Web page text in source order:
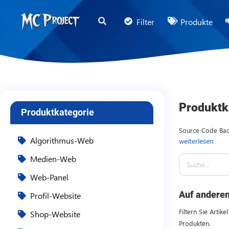
Filter Produkte
Produktkategorie
Algorithmus-Web
Medien-Web
Web-Panel
Profil-Website
Shop-Website
Source Code
yang berfokus
sistem
dirancang
membangun
dengan
dengan bagian
weiterlesen
Auf
Filtern Sie
Produkten.
Project
Store
digitale
Freelancer-
Dienstleistungen